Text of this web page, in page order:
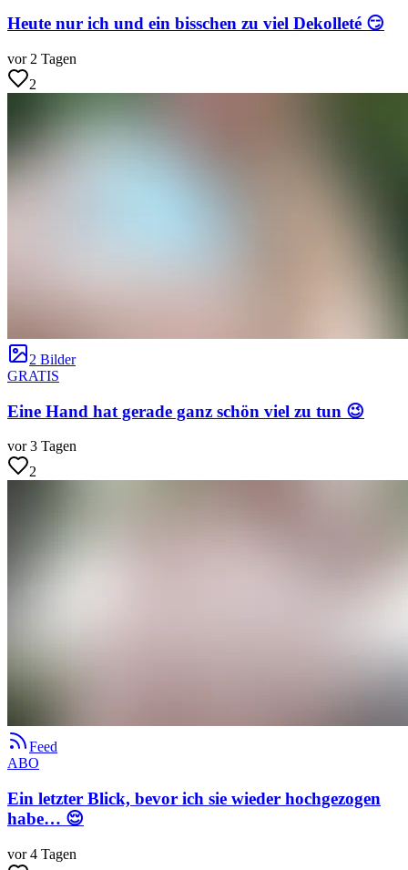
Heute nur ich und ein bisschen zu viel Dekolleté 😏
vor 2 Tagen
2
2 Bilder
GRATIS
Eine Hand hat gerade ganz schön viel zu tun 😉
vor 3 Tagen
2
Feed
ABO
Ein letzter Blick, bevor ich sie wieder hochgezogen
habe… 😌
vor 4 Tagen